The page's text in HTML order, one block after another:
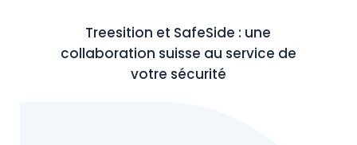
Treesition et SafeSide : une
collaboration suisse au service de
votre sécurité